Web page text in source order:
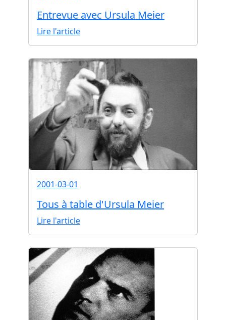
Entrevue avec Ursula Meier
Lire l'article
2001-03-01
Tous à table d'Ursula Meier
Lire l'article